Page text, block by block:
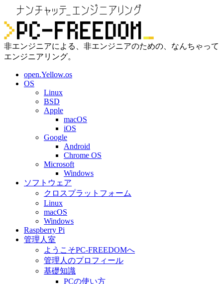
非エンジニアによる、非エンジニアのための、なんちゃって
エンジニアリング。
open.Yellow.os
OS
Linux
BSD
Apple
macOS
iOS
Google
Android
Chrome OS
Microsoft
Windows
ソフトウェア
クロスプラットフォーム
Linux
macOS
Windows
Raspberry Pi
管理人室
ようこそPC-FREEDOMへ
管理人のプロフィール
基礎知識
PCの使い方